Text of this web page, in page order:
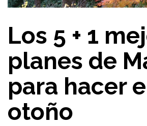
Los 5 + 1
planes de
para hacer
otoño